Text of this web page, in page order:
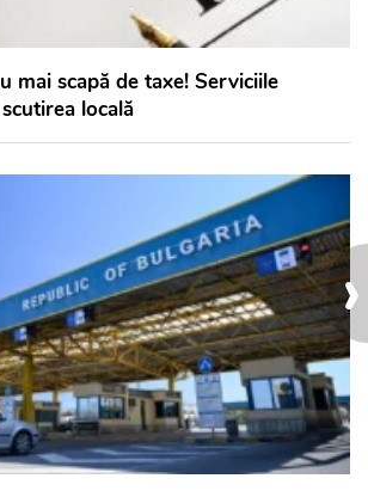
›
mai scapă de taxe! Serviciile
locală